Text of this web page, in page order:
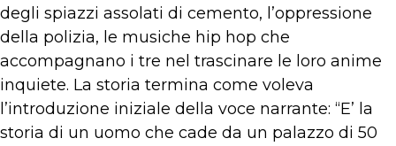
degli spiazzi assolati di cemento, l’oppressione
della polizia, le musiche hip hop che
accompagnano i tre nel trascinare le loro anime
inquiete. La storia termina come voleva
l’introduzione iniziale della voce narrante: “E’ la
storia di un uomo che cade da un palazzo di 50